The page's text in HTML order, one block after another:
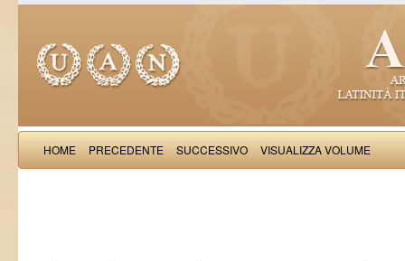
HOME PRECEDENTE SUCCESSIVO VISUALIZZA VOLUME